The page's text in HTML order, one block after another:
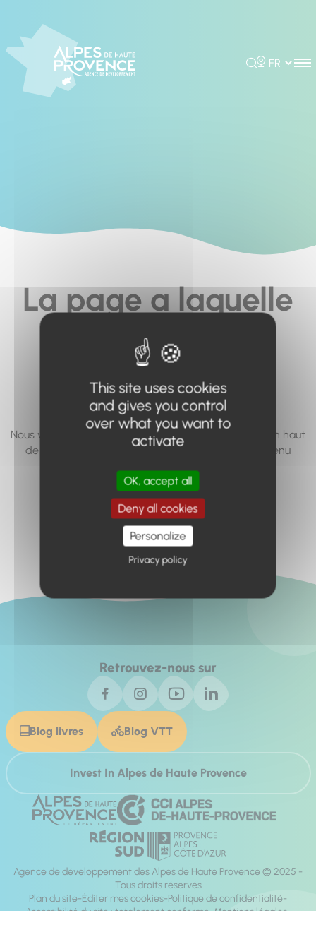
Rechercher
Choisir la
La page a laquelle
vous cherchez à
accéder n'existe
pas... ou plus.
Nous vous invitons à utiliser le moteur de recherche en haut
de page, ou à utiliser le menu pour trouver le contenu
Retour à l'accueil
Retrouvez-nous sur
Blog livres Blog VTT
Invest In Alpes de Haute Provence
Agence de développement des Alpes de Haute Provence © 2025 -
Tous droits réservés
Plan du site Éditer mes cookies Politique de confidentialité
Accessibilité du site : totalement conforme Mentions légales
This site uses cookies
and gives you control
over what you want to
activate
OK, accept all
Deny all cookies
Personalize
Privacy policy